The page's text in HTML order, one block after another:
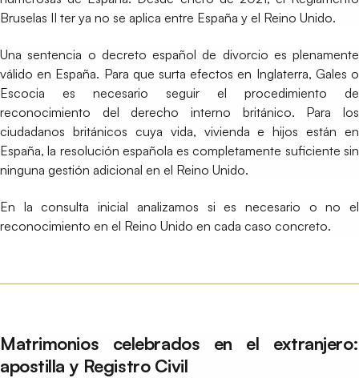
Bruselas II ter ya no se aplica entre España y el Reino Unido.
Una sentencia o decreto español de divorcio es plenamente
válido en España. Para que surta efectos en Inglaterra, Gales o
Escocia es necesario seguir el procedimiento de
reconocimiento del derecho interno británico. Para los
ciudadanos británicos cuya vida, vivienda e hijos están en
España, la resolución española es completamente suficiente sin
ninguna gestión adicional en el Reino Unido.
En la consulta inicial analizamos si es necesario o no el
reconocimiento en el Reino Unido en cada caso concreto.
Matrimonios celebrados en el extranjero:
apostilla y Registro Civil